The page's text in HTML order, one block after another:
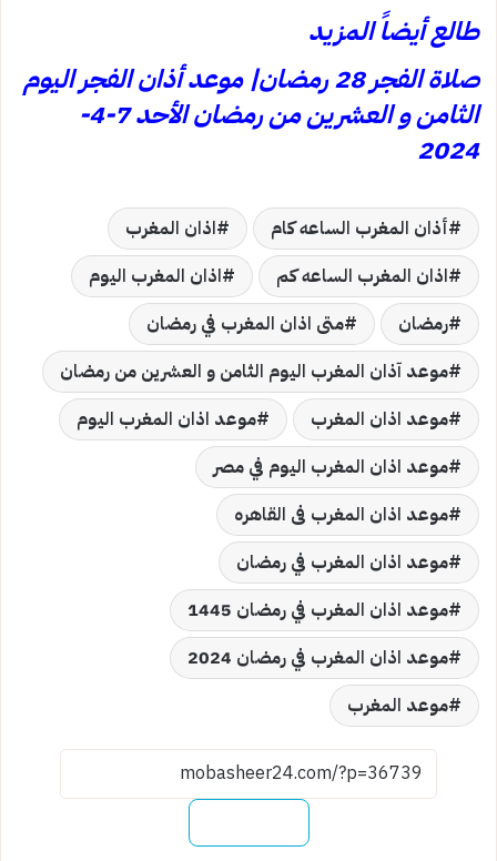
طالع أيضاً المزيد
صلاة الفجر 28 رمضان| موعد أذان الفجر اليوم
الثامن و العشرين من رمضان الأحد 7-4-
2024
أذان المغرب الساعه كام
اذان المغرب
اذان المغرب الساعه كم
اذان المغرب اليوم
رمضان
متى اذان المغرب في رمضان
موعد آذان المغرب اليوم الثامن و العشرين من رمضان
موعد اذان المغرب
موعد اذان المغرب اليوم
موعد اذان المغرب اليوم في مصر
موعد اذان المغرب فى القاهره
موعد اذان المغرب في رمضان
موعد اذان المغرب في رمضان 1445
موعد اذان المغرب في رمضان 2024
موعد المغرب